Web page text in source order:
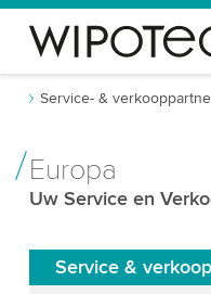
Service- &
Europa
Uw Service en
Service & verkoop